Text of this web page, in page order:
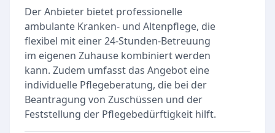
Der Anbieter bietet professionelle
ambulante Kranken- und Altenpflege, die
flexibel mit einer 24-Stunden-Betreuung
im eigenen Zuhause kombiniert werden
kann. Zudem umfasst das Angebot eine
individuelle Pflegeberatung, die bei der
Beantragung von Zuschüssen und der
Feststellung der Pflegebedürftigkeit hilft.